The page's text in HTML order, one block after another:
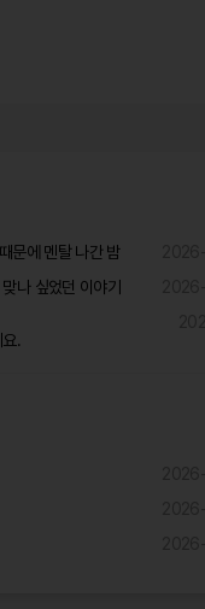
문에 멘탈 나간 밤
나 싶었던 이야기
.